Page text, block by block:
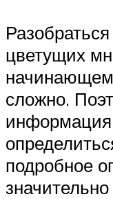
цветущих
сложно.
подробное